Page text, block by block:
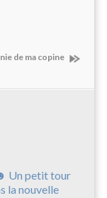
de ma copine